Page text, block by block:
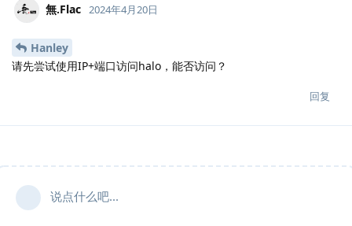
無.​Flac 2024年4月20日
Hanley
请先尝试使用IP+端口访问halo，能否访问？
回复
说点什么吧...